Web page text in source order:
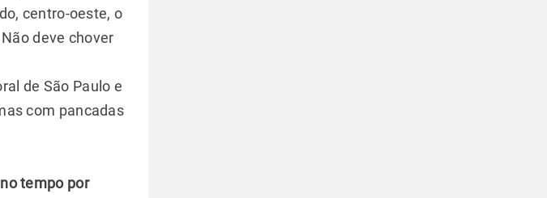
centro-oeste, o
deve chover
de São Paulo e
com pancadas
tempo por